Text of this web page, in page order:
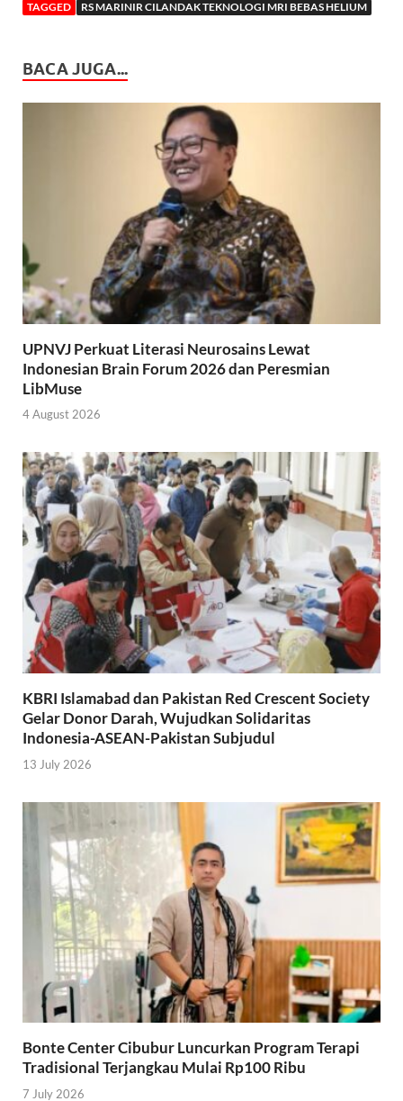
TAGGED RS MARINIR CILANDAK TEKNOLOGI MRI BEBAS HELIUM
BACA JUGA...
UPNVJ Perkuat Literasi Neurosains Lewat
Indonesian Brain Forum 2026 dan Peresmian
LibMuse
4 August 2026
KBRI Islamabad dan Pakistan Red Crescent Society
Gelar Donor Darah, Wujudkan Solidaritas
Indonesia-ASEAN-Pakistan Subjudul
13 July 2026
Bonte Center Cibubur Luncurkan Program Terapi
Tradisional Terjangkau Mulai Rp100 Ribu
7 July 2026